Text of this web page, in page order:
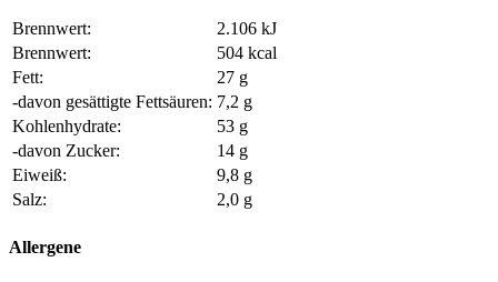
Brennwert:
2.106 kJ
Brennwert:
504 kcal
Fett:
27 g
-davon gesättigte Fettsäuren: 7,2 g
Kohlenhydrate:
53 g
-davon Zucker:
14 g
Eiweiß:
9,8 g
Salz:
2,0 g
Allergene